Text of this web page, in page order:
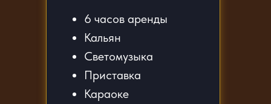
6 часов аренды
Кальян
Светомузыка
Приставка
Караоке